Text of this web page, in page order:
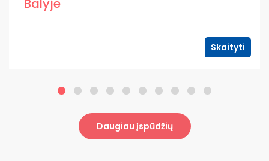
Balyje
Skaityti
Daugiau įspūdžių